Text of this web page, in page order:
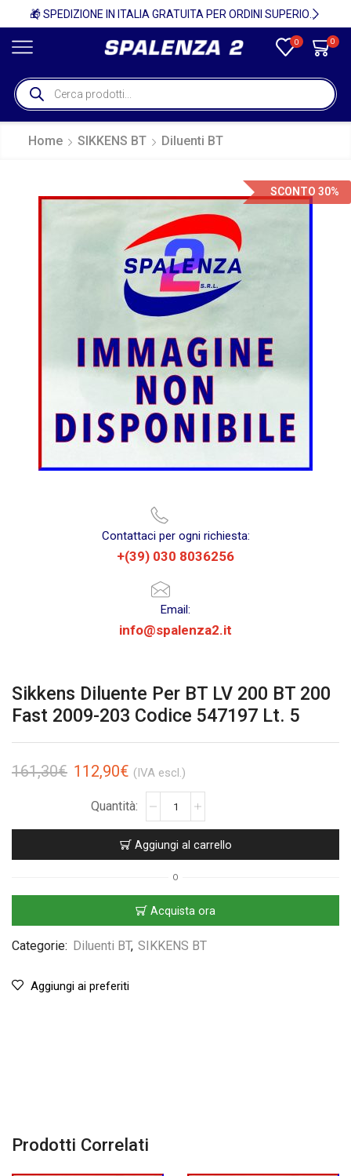
🎁 SPEDIZIONE IN ITALIA GRATUITA PER ORDINI SUPERIORI A 750€ + IVA 🎁
0 0
Home SIKKENS BT Diluenti BT
SCONTO 30%
Contattaci per ogni richiesta:
+(39) 030 8036256
Email:
info@spalenza2.it
Sikkens Diluente Per BT LV 200 BT 200
Fast 2009-203 Codice 547197 Lt. 5
161,30€ 112,90€ (IVA escl.)
Aggiungi al carrello
O
Acquista ora
Categorie: Diluenti BT, SIKKENS BT
Aggiungi ai preferiti
Prodotti Correlati